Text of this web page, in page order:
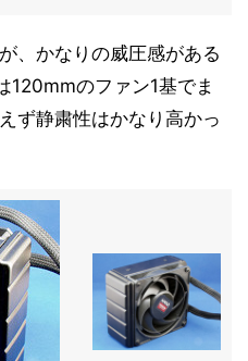
、かなりの威圧感がある
のファン1基でま
ず静粛性はかなり高かっ